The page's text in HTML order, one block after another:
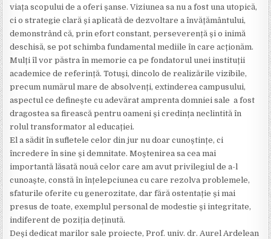
viața scopului de a oferi șanse. Viziunea sa nu a fost una utopică,
ci o strategie clară și aplicată de dezvoltare a învățământului,
demonstrând că, prin efort constant, perseverență și o inimă
deschisă, se pot schimba fundamental mediile în care acționăm.
Mulți îl vor păstra în memorie ca pe fondatorul unei instituții
academice de referință. Totuși, dincolo de realizările vizibile,
precum numărul mare de absolvenți, extinderea campusului,
aspectul ce definește cu adevărat amprenta domniei sale a fost
dragostea sa firească pentru oameni și credința neclintită în
rolul transformator al educației.
El a sădit în sufletele celor din jur nu doar cunoștințe, ci
încredere în sine și demnitate. Moștenirea sa cea mai
importantă lăsată nouă celor care am avut privilegiul de a-l
cunoaște, constă în înțelepciunea cu care rezolva problemele,
sfaturile oferite cu generozitate, dar fără ostentație și mai
presus de toate, exemplul personal de modestie și integritate,
indiferent de poziția deținută.
Deși dedicat marilor sale proiecte, Prof. univ. dr. Aurel Ardelean